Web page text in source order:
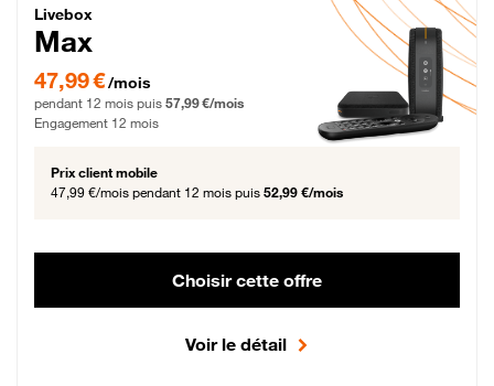
Livebox Max Fibre
Livebox
Max
47,99 € par mois pendant 12 mois puis 57,99 € par mois, Engagement 12 mois
47,99 €/mois
pendant 12 mois puis 57,99 €/mois
Engagement 12 mois
Prix client mobile
47,99 €/mois pendant 12 mois puis 52,99 €/mois
Choisir cette offre
Voir le détail